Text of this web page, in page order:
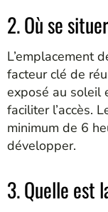
2. Où se
L’emplacement
facteur clé de
exposé au soleil
faciliter l’accès.
minimum de 6
développer.
3. Quelle est